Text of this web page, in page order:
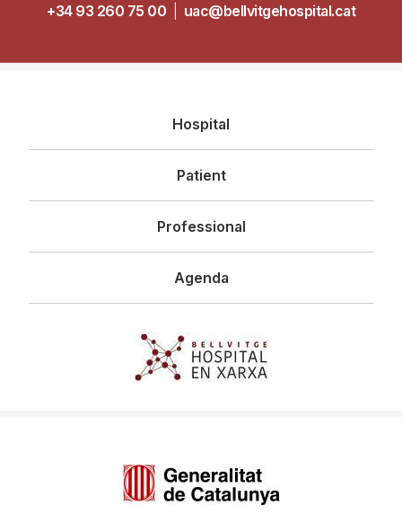
+34 93 260 75 00
uac@bellvitgehospital.cat
principal
Hospital
Patient
Professional
Agenda